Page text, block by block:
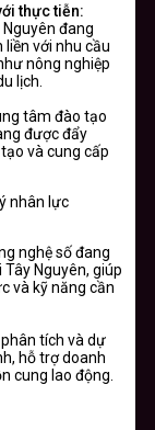
thực tiễn:
đang
với nhu cầu
nông nghiệp
lịch.
tâm đào tạo
được đẩy
và cung cấp
nhân lực
nghệ số đang
Nguyên, giúp
và kỹ năng cần
tích và dự
hỗ trợ doanh
cung lao động.